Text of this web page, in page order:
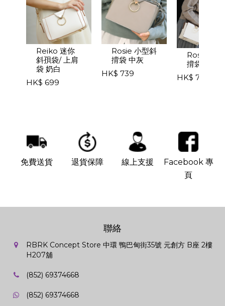
Reiko 迷你
斜孭袋/ 上肩
袋 奶白
HK$ 699
Rosie 小型斜
揹袋 中灰
HK$ 739
Rosie 小
揹袋 摩卡
HK$ 739
免費送貨 退貨保障 線上支援
Facebook 專
頁
聯絡
RBRK Concept Store 中環 鴨巴甸街35號 元創方 B座 2樓
H207舖
(852) 69374668
(852) 69374668